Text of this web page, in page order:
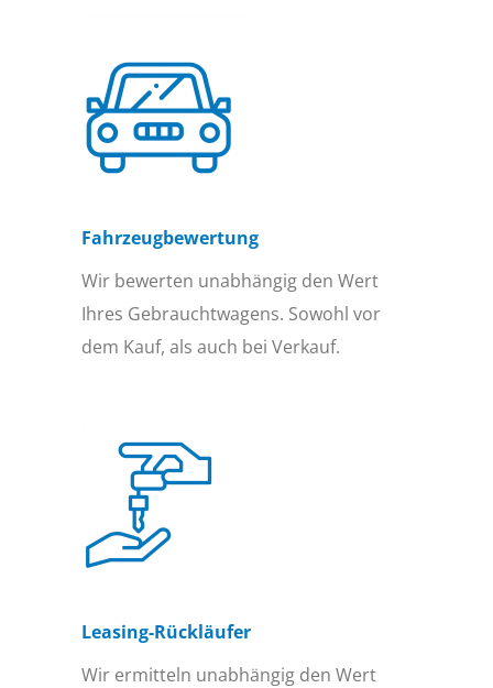
Fahrzeugbewertung
Wir bewerten unabhängig den Wert
Ihres Gebrauchtwagens. Sowohl vor
dem Kauf, als auch bei Verkauf.
Leasing-Rückläufer
Wir ermitteln unabhängig den Wert